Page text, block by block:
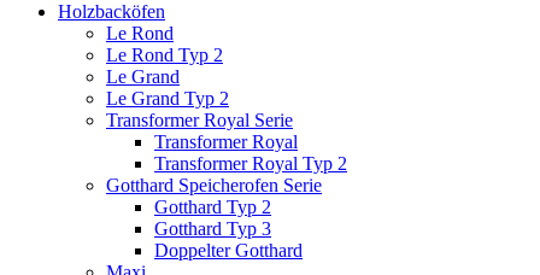
Holzbacköfen
Le Rond
Le Rond Typ 2
Le Grand
Le Grand Typ 2
Transformer Royal Serie
Transformer Royal
Transformer Royal Typ 2
Gotthard Speicherofen Serie
Gotthard Typ 2
Gotthard Typ 3
Doppelter Gotthard